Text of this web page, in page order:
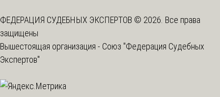
ФЕДЕРАЦИЯ СУДЕБНЫХ ЭКСПЕРТОВ © 2026. Все права
защищены
Вышестоящая организация - Союз "Федерация Судебных
Экспертов"